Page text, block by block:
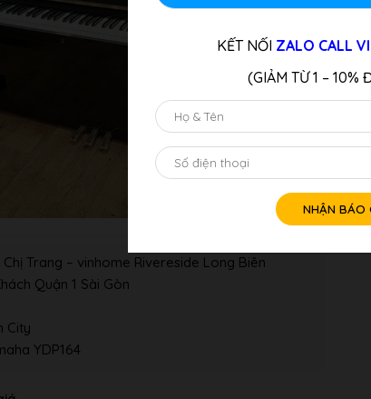
Trang – vinhome Rivereside Long Biên
Quận 1 Sài Gòn
City
YDP164
KẾT NỐI ZALO CALL
(GIẢM TỪ 1 – 10%